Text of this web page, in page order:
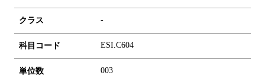
クラス -
科目コード ESI.C604
単位数 003